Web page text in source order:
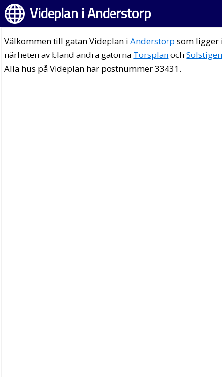
Videplan i Anderstorp
Välkommen till gatan Videplan iAnderstorp som ligger
närheten av bland andra gatorna TorsplanochSolstigen
Alla hus på Videplan har postnummer 33431.